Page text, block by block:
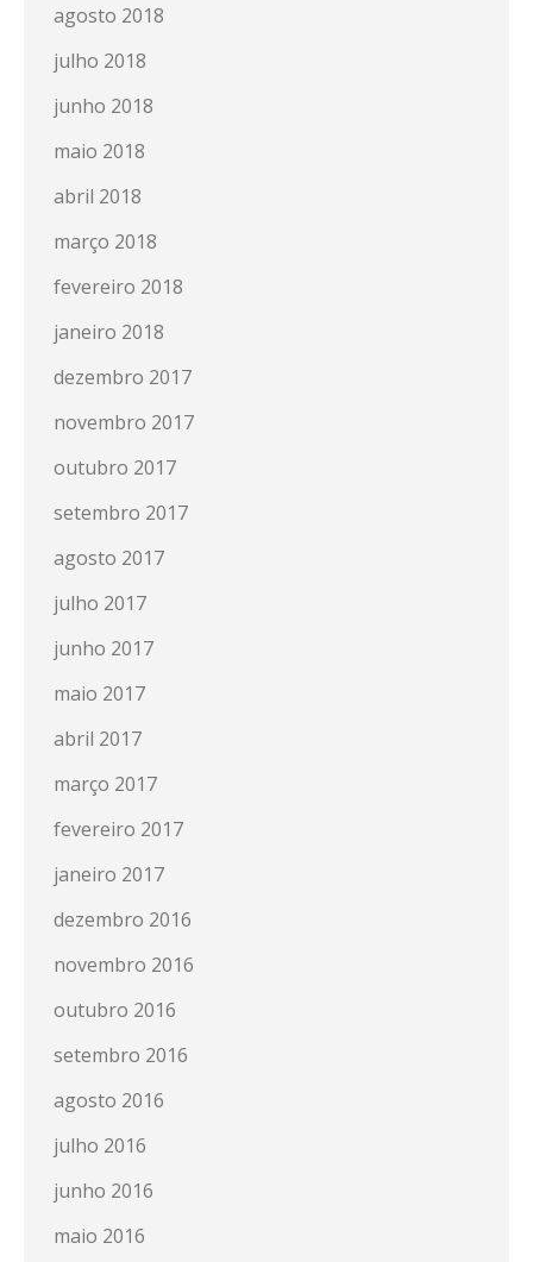
agosto 2018
julho 2018
junho 2018
maio 2018
abril 2018
março 2018
fevereiro 2018
janeiro 2018
dezembro 2017
novembro 2017
outubro 2017
setembro 2017
agosto 2017
julho 2017
junho 2017
maio 2017
abril 2017
março 2017
fevereiro 2017
janeiro 2017
dezembro 2016
novembro 2016
outubro 2016
setembro 2016
agosto 2016
julho 2016
junho 2016
maio 2016